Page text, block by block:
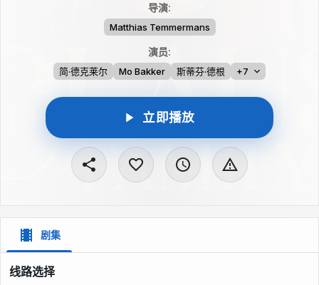
圣诞的热爱，才有机会帮他完成使命。
导演:
Matthias Temmermans
演员:
简·德克莱尔 Mo Bakker 斯蒂芬·德根 +7
立即播放
剧集
线路选择